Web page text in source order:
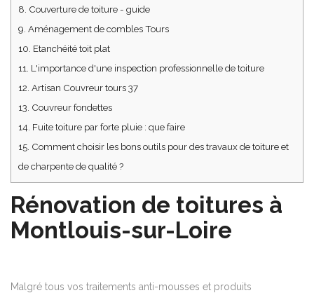
8. Couverture de toiture - guide
9. Aménagement de combles Tours
10. Etanchéité toit plat
11. L'importance d'une inspection professionnelle de toiture
12. Artisan Couvreur tours 37
13. Couvreur fondettes
14. Fuite toiture par forte pluie : que faire
15. Comment choisir les bons outils pour des travaux de toiture et
de charpente de qualité ?
Rénovation de toitures à
Montlouis-sur-Loire
Malgré tous vos traitements anti-mousses et produits